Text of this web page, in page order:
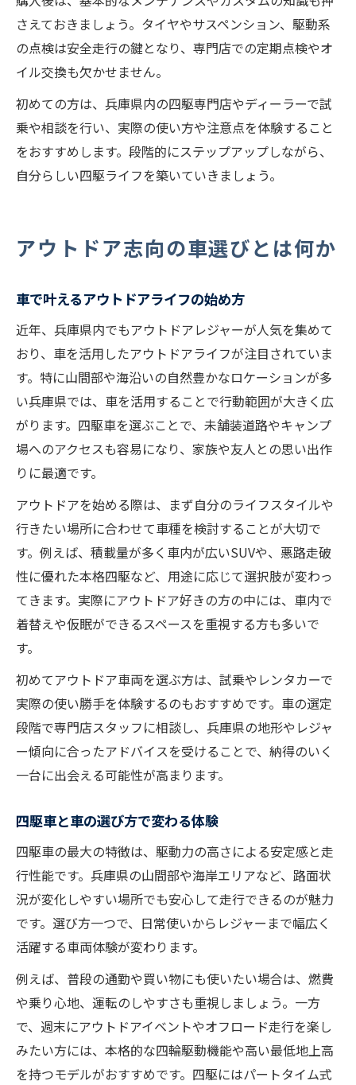
さえておきましょう。タイヤやサスペンション、駆動系
の点検は安全走行の鍵となり、専門店での定期点検やオ
イル交換も欠かせません。
初めての方は、兵庫県内の四駆専門店やディーラーで試
乗や相談を行い、実際の使い方や注意点を体験すること
をおすすめします。段階的にステップアップしながら、
自分らしい四駆ライフを築いていきましょう。
アウトドア志向の車選びとは何か
車で叶えるアウトドアライフの始め方
近年、兵庫県内でもアウトドアレジャーが人気を集めて
おり、車を活用したアウトドアライフが注目されていま
す。特に山間部や海沿いの自然豊かなロケーションが多
い兵庫県では、車を活用することで行動範囲が大きく広
がります。四駆車を選ぶことで、未舗装道路やキャンプ
場へのアクセスも容易になり、家族や友人との思い出作
りに最適です。
アウトドアを始める際は、まず自分のライフスタイルや
行きたい場所に合わせて車種を検討することが大切で
す。例えば、積載量が多く車内が広いSUVや、悪路走破
性に優れた本格四駆など、用途に応じて選択肢が変わっ
てきます。実際にアウトドア好きの方の中には、車内で
着替えや仮眠ができるスペースを重視する方も多いで
す。
初めてアウトドア車両を選ぶ方は、試乗やレンタカーで
実際の使い勝手を体験するのもおすすめです。車の選定
段階で専門店スタッフに相談し、兵庫県の地形やレジャ
ー傾向に合ったアドバイスを受けることで、納得のいく
一台に出会える可能性が高まります。
四駆車と車の選び方で変わる体験
四駆車の最大の特徴は、駆動力の高さによる安定感と走
行性能です。兵庫県の山間部や海岸エリアなど、路面状
況が変化しやすい場所でも安心して走行できるのが魅力
です。選び方一つで、日常使いからレジャーまで幅広く
活躍する車両体験が変わります。
例えば、普段の通勤や買い物にも使いたい場合は、燃費
や乗り心地、運転のしやすさも重視しましょう。一方
で、週末にアウトドアイベントやオフロード走行を楽し
みたい方には、本格的な四輪駆動機能や高い最低地上高
を持つモデルがおすすめです。四駆にはパートタイム式